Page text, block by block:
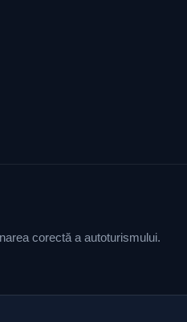
corectă a autoturismului.